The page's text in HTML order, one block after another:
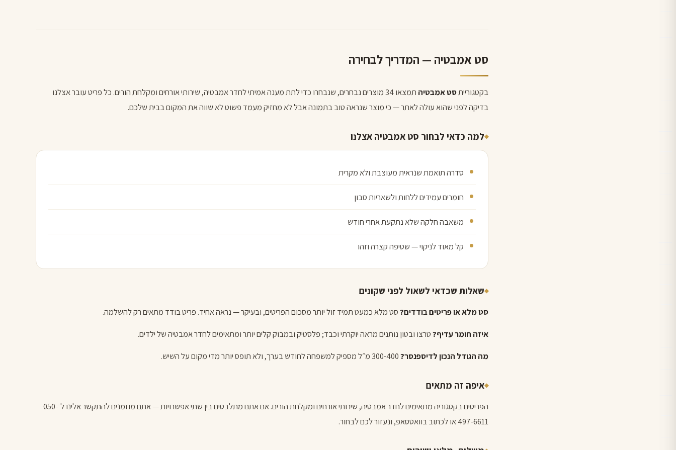
סט אמבטיה — המדריך לבחירה
בקטגורייתסט אמבטיה
תמצאו 34 מוצרים נבחרים, שנבחרו כדי לתת מענה אמיתי לחדר אמבטיה, שירותי אורחים ומקלחת הורים. כל פריט עובר אצלנו
בדיקה לפני שהוא עולה לאתר — כי מוצר שנראה טוב בתמונה אבל לא מחזיק מעמד פשוט לא שווה את המקום בבית שלכם.
למה כדאי לבחור סט אמבטיה אצלנו
סדרה תואמת שנראית מעוצבת ולא מקרית
חומרים עמידים ללחות ולשאריות סבון
משאבה חלקה שלא נתקעת אחרי חודש
קל מאוד לניקוי — שטיפה קצרה וזהו
שאלות שכדאי לשאול לפני שקונים
סט מלא או פריטים בודדים?סט מלא כמעט תמיד זול יותר מסכום הפריטים, ובעיקר — נראה אחיד. פריט בודד מתאים רק להשלמה.
איזה חומר עדיף?טרצו ובטון נותנים מראה יוקרתי וכבד; פלסטיק ובמבוק קלים יותר ומתאימים לחדר אמבטיה של ילדים.
מה הגודל הנכון לדיספנסר?
איפה זה מתאים
הפריטים בקטגוריה מתאימים לחדר אמבטיה, שירותי אורחים ומקלחת הורים. אם אתם מתלבטים בין שתי אפשרויות — אתם מוזמנים להתקשר אלינו ל־050-
497-6611 או לכתוב בוואטסאפ, ונעזור לכם לבחור.